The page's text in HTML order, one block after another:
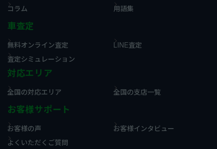
コラム 用語集
車査定
無料オンライン査定
LINE査定
査定シミュレーション
対応エリア
全国の対応エリア 全国の支店一覧
お客様サポート
お客様の声
お客様インタビュー
よくいただくご質問